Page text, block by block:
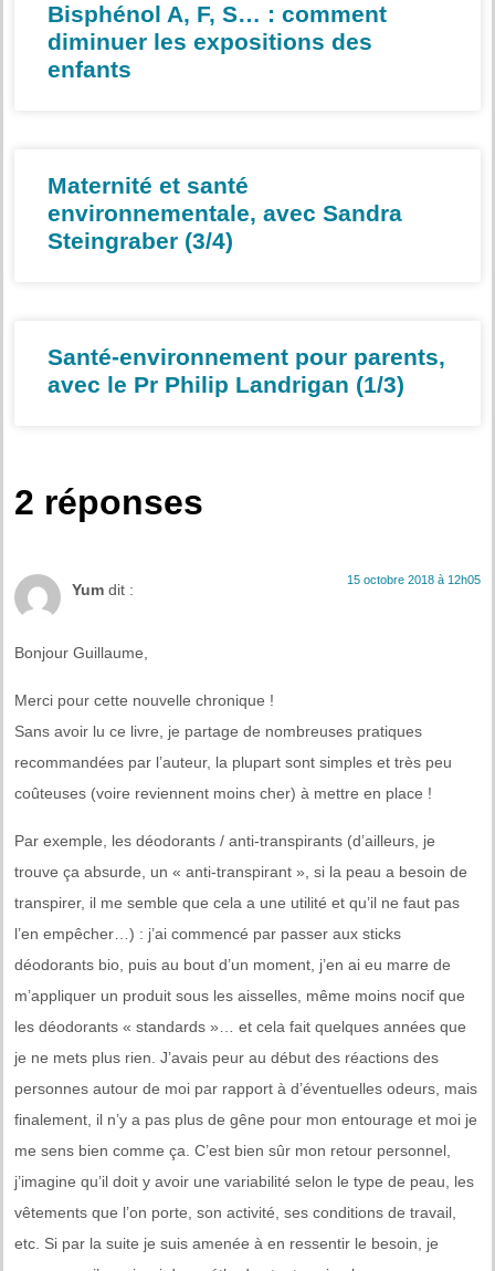
Bisphénol A, F, S… : comment
diminuer les expositions des
enfants
Maternité et santé
environnementale, avec Sandra
Steingraber (3/4)
Santé-environnement pour parents,
avec le Pr Philip Landrigan (1/3)
2 réponses
Yum dit :
15 octobre 2018 à 12h05
Bonjour Guillaume,
Merci pour cette nouvelle chronique !
Sans avoir lu ce livre, je partage de nombreuses pratiques
recommandées par l’auteur, la plupart sont simples et très peu
coûteuses (voire reviennent moins cher) à mettre en place !
Par exemple, les déodorants / anti-transpirants (d’ailleurs, je
trouve ça absurde, un « anti-transpirant », si la peau a besoin de
transpirer, il me semble que cela a une utilité et qu’il ne faut pas
l’en empêcher…) : j’ai commencé par passer aux sticks
déodorants bio, puis au bout d’un moment, j’en ai eu marre de
m’appliquer un produit sous les aisselles, même moins nocif que
les déodorants « standards »… et cela fait quelques années que
je ne mets plus rien. J’avais peur au début des réactions des
personnes autour de moi par rapport à d’éventuelles odeurs, mais
finalement, il n’y a pas plus de gêne pour mon entourage et moi je
me sens bien comme ça. C’est bien sûr mon retour personnel,
j’imagine qu’il doit y avoir une variabilité selon le type de peau, les
vêtements que l’on porte, son activité, ses conditions de travail,
etc. Si par la suite je suis amenée à en ressentir le besoin, je